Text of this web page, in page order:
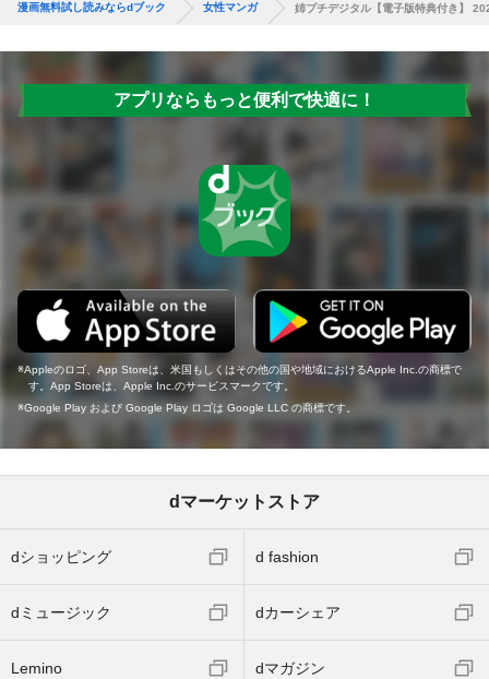
漫画無料試し読みならdブック 女性マンガ 姉プチデジタル【電子版特典付き】
アプリならもっと便利で快適に！
Appleのロゴ、App Storeは、米国もしくはその他の国や地域におけるApple Inc.の商標で
す。App Storeは、Apple Inc.のサービスマークです。
Google Play および Google Play ロゴは Google LLC の商標です。
dマーケットストア
dショッピング d fashion
dミュージック dカーシェア
Lemino dマガジン